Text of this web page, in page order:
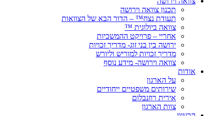
תכנון צוואה וירושה
תעודת נצח™ – הדור הבא של הצוואות
צוואה ביולוגית ™
אחריי – פרויקט ההמשכיות
ירושה בין בני זוג- מדריך זכויות
מדריך זכויות למוריש וליורש
צוואה וירושה- מידע נוסף
אודות
על הארגון
שירותים משפטיים ייחודיים
אירית רוזנבלום
צוות הארגון